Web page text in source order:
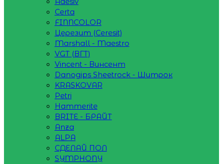
Certa
FINNCOLOR
Церезит (Ceresit)
Marshall - Maestro
VGT (ВГТ)
Vincent - Винсент
Danogips Sheetrock - Шитрок
KRASKOVAR
Petri
Hammerite
BRITE - БРАЙТ
Anza
ALPA
СДЕЛАЙ ПОЛ
SYMPHONY